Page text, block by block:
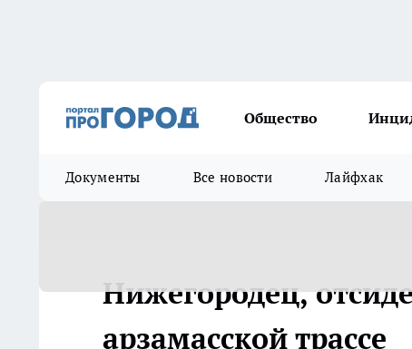
Общество
Документы Все новости Лайфхак
Нижегородец,
арзамасской трассе